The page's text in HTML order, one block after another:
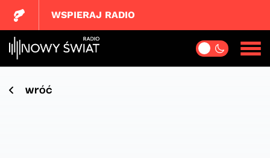
WSPIERAJ RADIO
wróć